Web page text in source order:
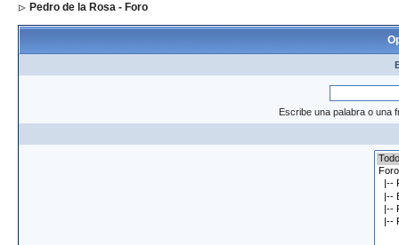
Pedro de la Rosa - Foro
Escribe una palabra o una